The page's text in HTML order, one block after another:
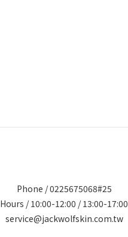
Phone / 0225675068#25
Hours / 10:00-12:00 / 13:00-17:00
service@jackwolfskin.com.tw